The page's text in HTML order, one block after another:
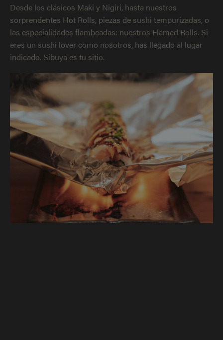
Desde los clásicos Maki y Nigiri, hasta nuestros
sorprendentes Hot Rolls, piezas de sushi tempurizadas, o
las especialidades flambeadas: nuestros Flamed Rolls. Si
eres un sushi lover como nosotros, has llegado al lugar
indicado. Sibuya es tu sitio.